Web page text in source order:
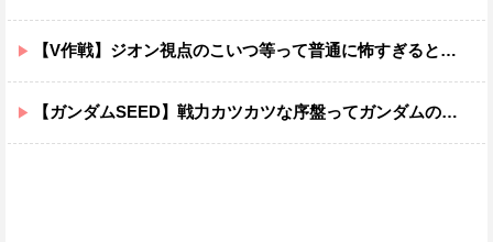
【V作戦】ジオン視点のこいつ等って普通に怖すぎると思う…
【ガンダムSEED】戦力カツカツな序盤ってガンダムの中だと割と珍しい気がする